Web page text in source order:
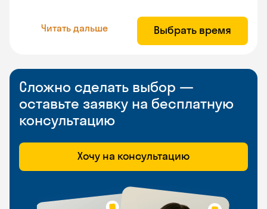
Читать дальше Выбрать время
Сложно сделать выбор —
оставьте заявку на бесплатную
консультацию
Хочу на консультацию